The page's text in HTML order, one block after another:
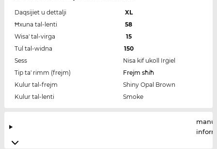
Daqsijiet u dettalji
XL
Ħxuna tal-lenti
58
Wisa' tal-virga
15
Tul tal-widna
150
Sess
Nisa kif ukoll Irġiel
Tip ta' rimm (frejm)
Frejm sħiħ
Kulur tal-frejm
Shiny Opal Brown
Kulur tal-lenti
Smoke